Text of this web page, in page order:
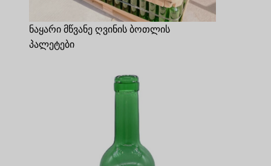
ნაყარი მწვანე ღვინის ბოთლის
პალეტები